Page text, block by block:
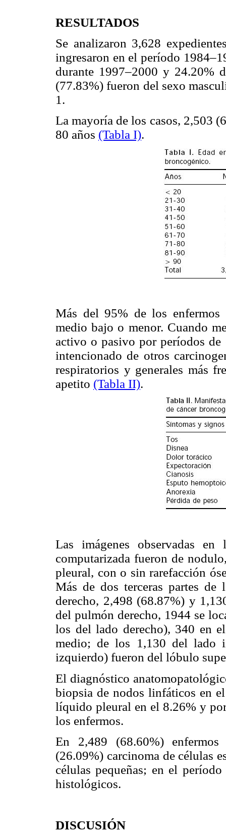
RESULTADOS
Se analizaron 3,628
ingresaron en el período
durante 1997–2000 y 24.20%
(77.83%) fueron del sexo
1.
La mayoría de los casos, 2,503
80 años (Tabla I).
Más del 95% de los enfermos
medio bajo o menor. Cuando
activo o pasivo por períodos
intencionado de otros
respiratorios y generales más
apetito (Tabla II).
Las imágenes observadas
computarizada fueron de
pleural, con o sin rarefacción
Más de dos terceras partes
derecho, 2,498 (68.87%) y
del pulmón derecho, 1944 se
los del lado derecho), 340 en
medio; de los 1,130 del lado
izquierdo) fueron del lóbulo
El diagnóstico
biopsia de nodos linfáticos en
líquido pleural en el 8.26% y
los enfermos.
En 2,489 (68.60%)
(26.09%) carcinoma de células
células pequeñas; en el
histológicos.
DISCUSIÓN